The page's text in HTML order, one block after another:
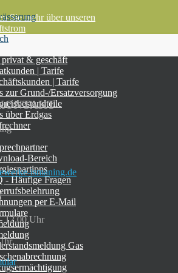
Sie mehr über unseren
& geschäft
| Tarife
| Tarife
zur Grund-/Ersatzversorgung
über Erdgas
Bereich
- Häufige Fragen
per E-Mail
Gas
ismaning.de
12.00 Uhr